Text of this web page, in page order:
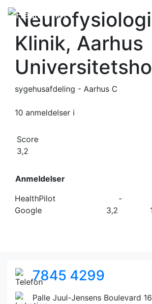
Klinik, Aarhus
sygehusafdeling - Aarhus C
10 anmeldelser i
Score
3,2
Anmeldelser
HealthPilot
-
Google
3,2
7845 4299
Palle Juul-Jensens Boulevard